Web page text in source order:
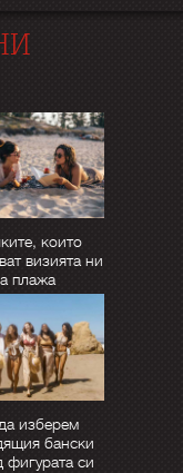
които
визията ни
плажа
изберем
бански
фигурата си